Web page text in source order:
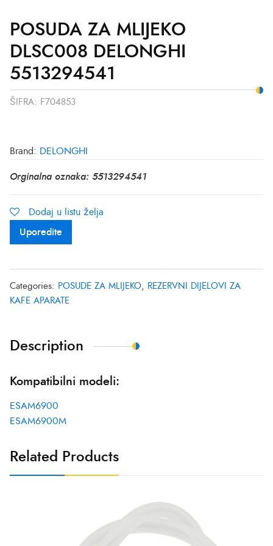
POSUDA ZA MLIJEKO
DLSC008 DELONGHI
5513294541
ŠIFRA: F704853
Brand: DELONGHI
Orginalna oznaka: 5513294541
Dodaj u listu želja
Uporedite
Categories: POSUDE ZA MLIJEKO, REZERVNI DIJELOVI ZA
KAFE APARATE
Description
Kompatibilni modeli:
ESAM6900
ESAM6900M
Related Products